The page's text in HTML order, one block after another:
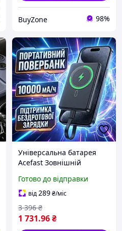
BuyZone 98%
Універсальна батарея
Acefast Зовнішній
заряджання PD20W
Зовнішній акумулятор
ємність 10000 мА·год
Готово до відправки
від289₴/міс
1 731.96₴
3 396 ₴